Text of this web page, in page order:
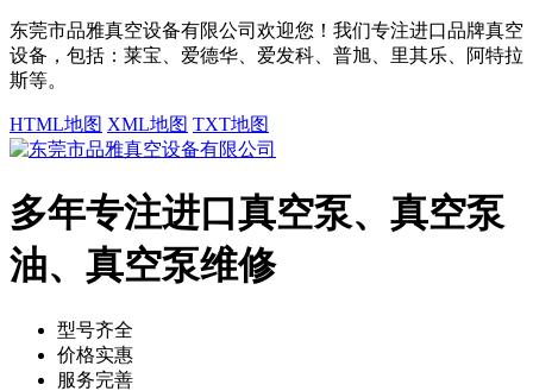
东莞市品雅真空设备有限公司欢迎您！我们专注进口品牌真空
设备，包括：莱宝、爱德华、爱发科、普旭、里其乐、阿特拉
斯等。
HTML地图 XML地图 TXT地图
多年专注进口真空泵、真空泵
油、真空泵维修
型号齐全
价格实惠
服务完善